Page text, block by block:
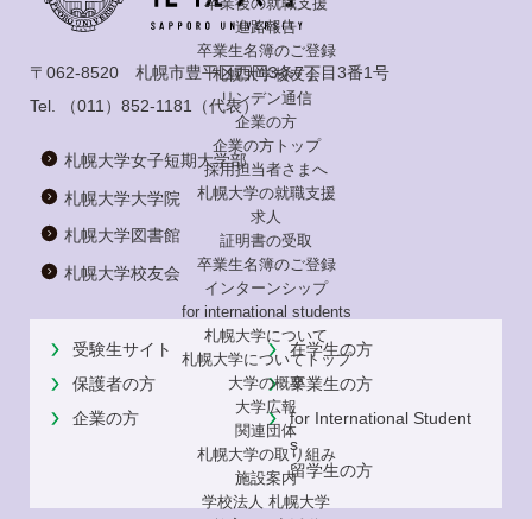
進路報告
卒業生名簿のご登録
札幌大学校友会
リンデン通信
企業の方
企業の方トップ
採用担当者さまへ
札幌大学の就職支援
求人
証明書の受取
卒業生名簿のご登録
インターンシップ
for international students
札幌大学について
札幌大学についてトップ
大学の概要
大学広報
関連団体
札幌大学の取り組み
施設案内
学校法人 札幌大学
〒062-8520 札幌市豊平区西岡3条7丁目3番1号
Tel.
（011）852-1181 （代表）
札幌大学女子短期大学部
札幌大学大学院
札幌大学図書館
札幌大学校友会
受験生サイト
在学生の方
保護者の方
卒業生の方
企業の方
for International Student
s
留学生の方